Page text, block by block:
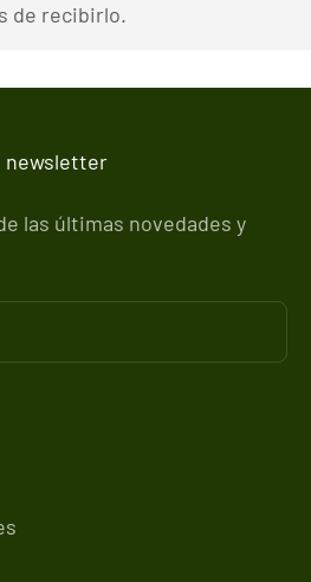
de recibirlo.
newsletter
las últimas novedades y